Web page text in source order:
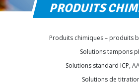
PRODUITS
Produits chimiques – produits
Solutions tampons
Solutions standard ICP,
Solutions de